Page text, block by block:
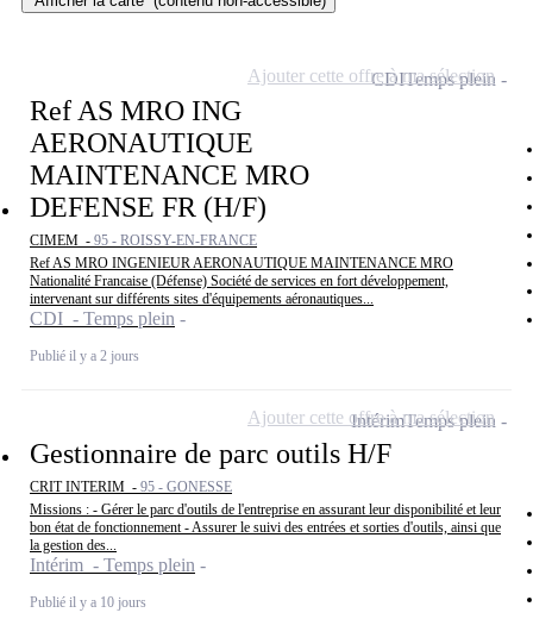
Ref AS MRO ING
AERONAUTIQUE
MAINTENANCE MRO
DEFENSE FR (H/F)
CIMEM - 95 - ROISSY-EN-FRANCE
Ref AS MRO INGENIEUR AERONAUTIQUE MAINTENANCE MRO
Nationalité Francaise (Défense) Société de services en fort développement,
intervenant sur différents sites d'équipements aéronautiques...
CDI - Temps plein
Publié il y a 2 jours
CDITemps plein
Ajouter cette offre à ma sélection
Gestionnaire de parc outils H/F
CRIT INTERIM - 95 - GONESSE
Missions : - Gérer le parc d'outils de l'entreprise en assurant leur disponibilité et leur
bon état de fonctionnement - Assurer le suivi des entrées et sorties d'outils, ainsi que
la gestion des...
Intérim - Temps plein
Publié il y a 10 jours
IntérimTemps plein
Ajouter cette offre à ma sélection